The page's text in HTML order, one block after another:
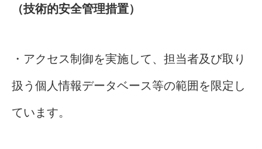
（技術的安全管理措置）
・アクセス制御を実施して、担当者及び取り
扱う個人情報データベース等の範囲を限定し
ています。